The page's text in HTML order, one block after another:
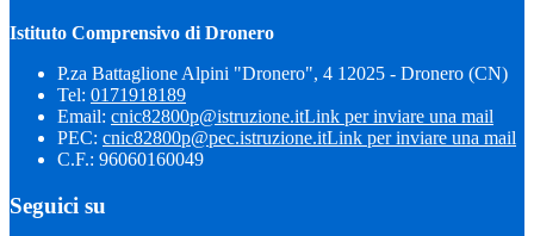
Istituto Comprensivo di Dronero
P.za Battaglione Alpini "Dronero", 4 12025 - Dronero (CN)
Tel: 0171918189
Email: cnic82800p@istruzione.itLink per inviare una mail
PEC: cnic82800p@pec.istruzione.itLink per inviare una mail
C.F.: 96060160049
Seguici su